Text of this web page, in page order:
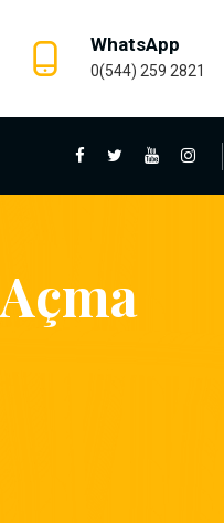
WhatsApp
0(544) 259 2821